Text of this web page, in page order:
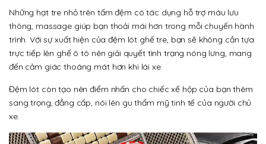
Những hạt tre nhỏ trên tấm đệm có tác dụng hỗ trợ máu lưu
thông, massage giúp bạn thoải mái hơn trong mỗi chuyến hành
trình. Với sự xuất hiện của đệm lót ghế tre, bạn sẽ không cần tựa
trực tiếp lên ghế ô tô nên giải quyết tình trạng nóng lưng, mang
đến cảm giác thoáng mát hơn khi lái xe.
Đệm lót còn tạo nên điểm nhấn cho chiếc xế hộp của bạn thêm
sang trọng, đẳng cấp, nói lên gu thẩm mỹ tinh tế của người chủ
xe.